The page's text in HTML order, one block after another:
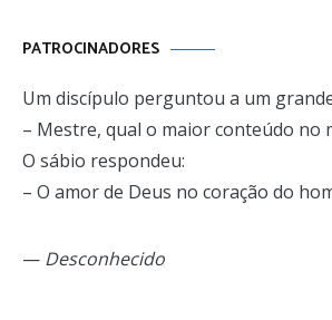
PATROCINADORES
Um discípulo perguntou a um
– Mestre, qual o maior conteúdo no
O sábio respondeu:
– O amor de Deus no coração do
— Desconhecido